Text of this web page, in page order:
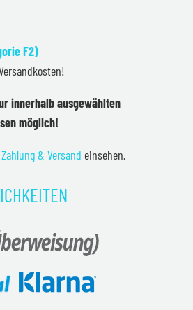
F2)
innerhalb ausgewählten
möglich!
Zahlung & Versand einsehen.